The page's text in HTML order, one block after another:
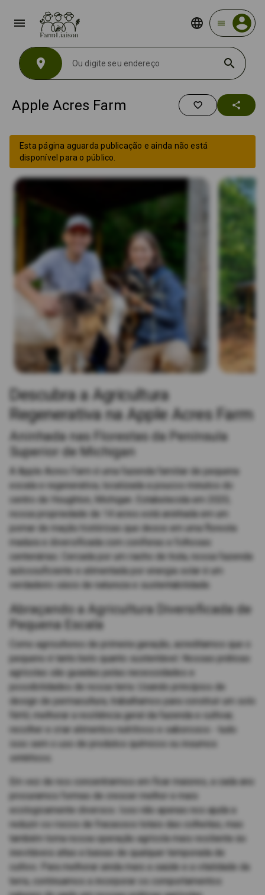
menu menu
location_on search
Apple Acres Farm favorite_border share
Esta página aguarda publicação e ainda não está
disponível para o público.
Descubra a Agricultura
Regenerativa na Apple Acres Farm
Aninhada nas Florestas da Península
Superior de Michigan
A Apple Acres Farm é uma fazenda familiar de pequena
escala e regenerativa, localizada a poucos minutos do
centro de Houghton, Michigan. Estabelecida em 2020,
nossa propriedade de 14 acres está aninhada em um
pomar de maçãs históricas que desce em uma floresta
madura e diversificada com coníferas e folhosas
centenárias. Cercada por um riacho de truta, nossa fazenda
autossuficiente e alimentada por energia solar é um
verdadeiro oásis de natureza e sustentabilidade.
Abraçando a Agricultura Diversificada de
Pequena Escala
Como agricultores de primeira geração, acreditamos que o
pequeno é tanto belo quanto sustentável. Nossas práticas
agrícolas são guiadas pelas necessidades e
possibilidades de nossa terra. Usando princípios de
design de permacultura, trabalhamos para construir um solo
fértil, melhorar a resiliência geral da fazenda e cultivar,
recolher e criar alimentos nutritivos e saborosos - tudo
isso sem o uso de produtos químicos ou insumos
sintéticos.
Em vez de nos concentrarmos em ficar maiores, a cada ano
procuramos formas de crescer melhor e mais
ecologicamente diversos. Isso não apenas nos ajuda a
reduzir os riscos de fracassos totais das colheitas, mas
também torna nossa operação agrícola mais resiliente às
inevitáveis altas e baixas de qualquer temporada de
cultivo. Para melhorar ainda mais a saúde e a vitalidade da
terra, continuamos a incorporar os comportamentos